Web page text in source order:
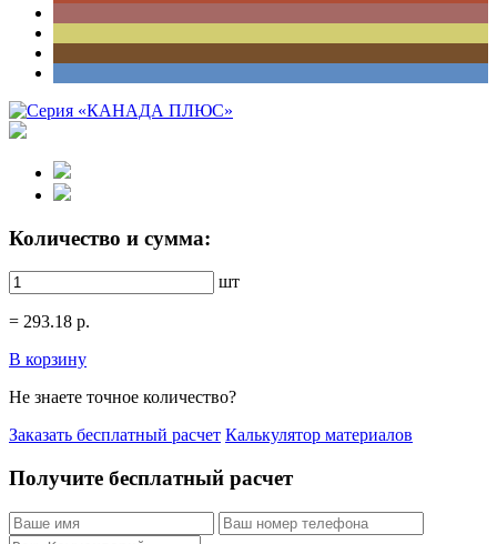
Количество и сумма:
шт
= 293.18 р.
В корзину
Не знаете точное количество?
Заказать бесплатный расчет Калькулятор материалов
Получите бесплатный расчет